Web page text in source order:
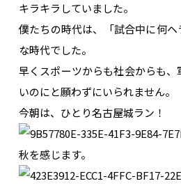
キラキラしていました。
僕たちの時代は、「試合中に何ヘ
な時代でした。
早くスポーツからも社会からも
いのにと願わずにいられません。
今朝は、ひとり名古屋城ラン！
秋を感じます。